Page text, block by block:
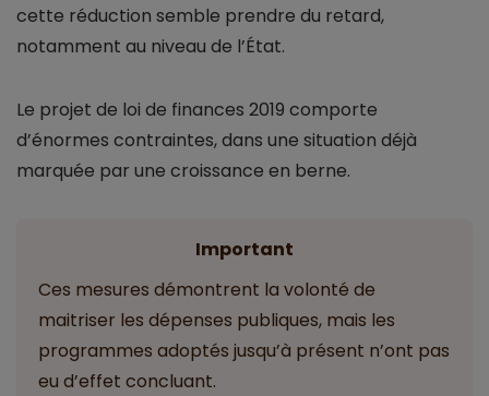
cette réduction semble prendre du retard,
notamment au niveau de l’État.
Le projet de loi de finances 2019 comporte
d’énormes contraintes, dans une situation déjà
marquée par une croissance en berne.
Important
Ces mesures démontrent la volonté de
maitriser les dépenses publiques, mais les
programmes adoptés jusqu’à présent n’ont pas
eu d’effet concluant.